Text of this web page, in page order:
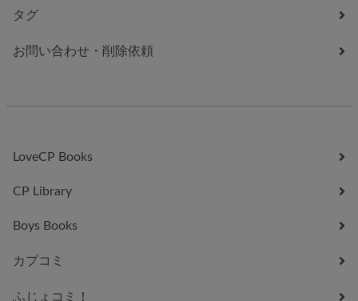
タグ
お問い合わせ・削除依頼
LoveCP Books
CP Library
Boys Books
カプコミ
ふじょコミ！